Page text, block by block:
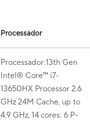
Processador
Processador:13th Gen
Intel® Core™ i7-
13650HX Processor 2.6
GHz 24M Cache, up to
4.9 GHz, 14 cores: 6 P-